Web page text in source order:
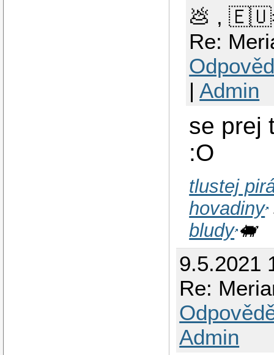
💩 ,
Re:
|Admin
se prej
:O
tlustej
hovadiny
bludy 🐖
9.5.2021
Re:
Admin